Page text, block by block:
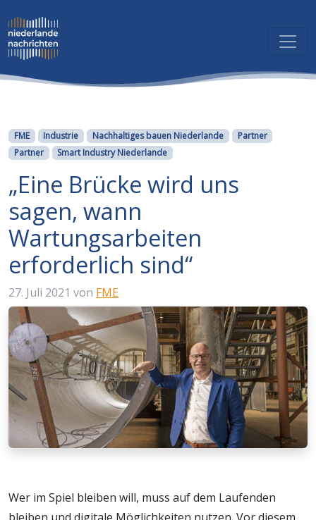
Kategorien
FME Industrie Nachhaltiges bauen Niederlande
Partner
Partner
Smart Industry Niederlande
„Eine Brücke wird uns
sagen, wann
Wartungsarbeiten
erforderlich sind“
27. Juli 2021 von FME
Wer im Spiel bleiben will, muss auf dem Laufenden